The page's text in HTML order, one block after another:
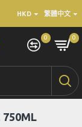
HKD 繁體中文
0 0
750ML